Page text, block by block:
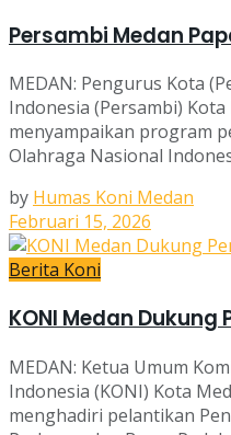
Persambi Medan
MEDAN: Pengurus Kota
Indonesia (Persambi)
menyampaikan program
Olahraga Nasional
by Humas Koni Medan
Februari 15, 2026
Berita Koni
KONI Medan Dukung
MEDAN: Ketua Umum
Indonesia (KONI) Kota
menghadiri pelantikan